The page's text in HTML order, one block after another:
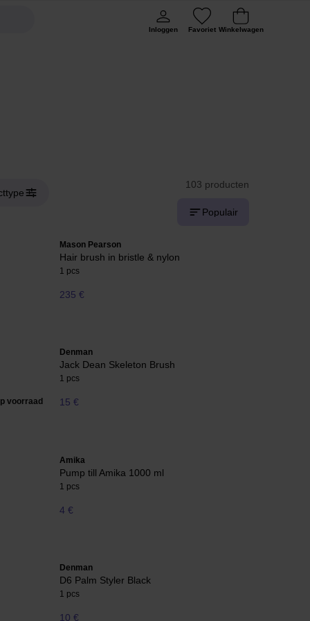
Inloggen Favoriet Winkelwagen
103 producten
Populair
Mason Pearson
Hair brush in bristle & nylon
1 pcs
235 €
voorraad
Denman
Jack Dean Skeleton Brush
1 pcs
15 €
Amika
Pump till Amika 1000 ml
1 pcs
4 €
Denman
D6 Palm Styler Black
1 pcs
10 €